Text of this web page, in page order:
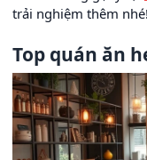
trải nghiệm thêm nhé!
Top quán ăn